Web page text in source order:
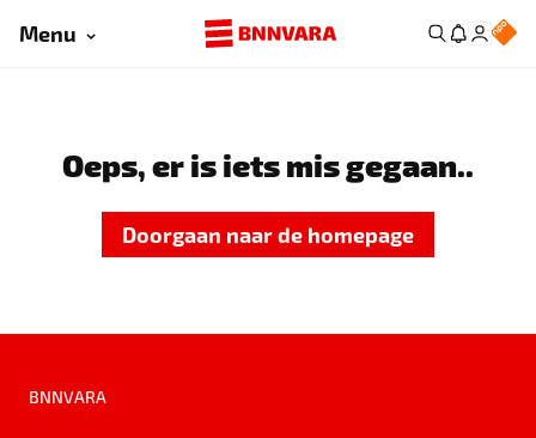
Menu
Oeps, er is iets mis gegaan..
Doorgaan naar de homepage
BNNVARA